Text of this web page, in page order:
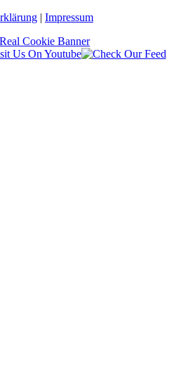
| Impressum
Cookie Banner